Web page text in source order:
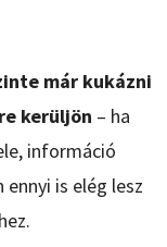
már kukázni
kerüljön – ha
információ
is elég lesz